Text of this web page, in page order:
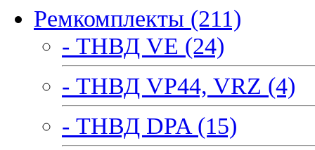
Ремкомплекты (211)
- ТНВД VE (24)
- ТНВД VP44, VRZ (4)
- ТНВД DPA (15)